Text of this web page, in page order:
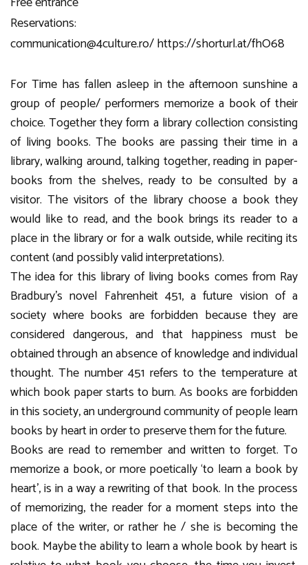
Reservations:
communication@4culture.ro/https://shorturl.at/fhO68
For Time has fallen asleep in the afternoon sunshine a
group of people/ performers memorize a book of their
choice. Together they form a library collection consisting
of living books. The books are passing their time in a
library, walking around, talking together, reading in paper-
books from the shelves, ready to be consulted by a
visitor. The visitors of the library choose a book they
would like to read, and the book brings its reader to a
place in the library or for a walk outside, while reciting its
content (and possibly valid interpretations).
The idea for this library of living books comes from Ray
Bradbury’s novel Fahrenheit 451, a future vision of a
society where books are forbidden because they are
considered dangerous, and that happiness must be
obtained through an absence of knowledge and individual
thought. The number 451 refers to the temperature at
which book paper starts to burn. As books are forbidden
in this society, an underground community of people learn
books by heart in order to preserve them for the future.
Books are read to remember and written to forget. To
memorize a book, or more poetically ‘to learn a book by
heart’, is in a way a rewriting of that book. In the process
of memorizing, the reader for a moment steps into the
place of the writer, or rather he / she is becoming the
book. Maybe the ability to learn a whole book by heart is